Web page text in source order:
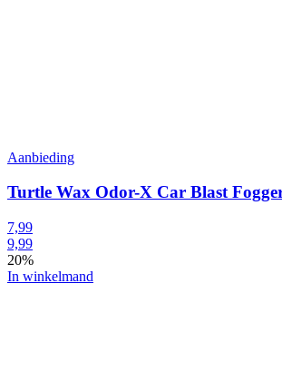
Aanbieding
Turtle Wax Odor-X Car Blast
7,99
9,99
20%
In winkelmand